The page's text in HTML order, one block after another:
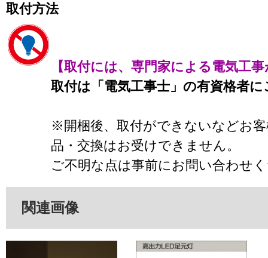
取付方法
【取付には、専門家による電気工
取付は「電気工事士」の有資格者
※開梱後、取付ができないなどお
品・交換はお受けできません。
ご不明な点は事前にお問い合わせ
関連画像